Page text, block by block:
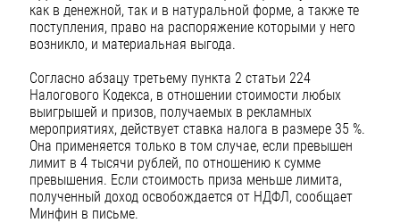
как в денежной, так и в натуральной форме, а также те
поступления, право на распоряжение которыми у него
возникло, и материальная выгода.
Согласно абзацу третьему пункта 2 статьи 224
Налогового Кодекса, в отношении стоимости любых
выигрышей и призов, получаемых в рекламных
мероприятиях, действует ставка налога в размере 35 %.
Она применяется только в том случае, если превышен
лимит в 4 тысячи рублей, по отношению к сумме
превышения. Если стоимость приза меньше лимита,
полученный доход освобождается от НДФЛ, сообщает
Минфин в письме.